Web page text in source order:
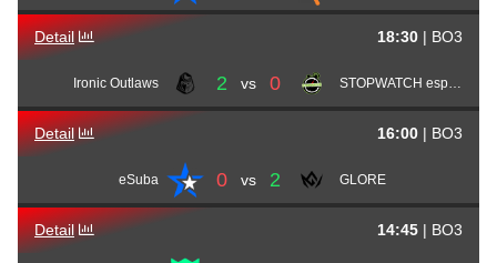
Detail
Ironic Outlaws 2 vs 0 STOPWATCH esports
18:30 | BO3
Detail
eSuba 0 vs 2 GLORE
16:00 | BO3
Detail 14:45 | BO3